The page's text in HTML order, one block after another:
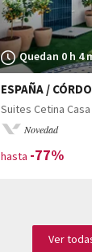
Quedan 0 h 4
ESPAÑA /
Suites Cetina
Novedad
hasta -77%
Ver